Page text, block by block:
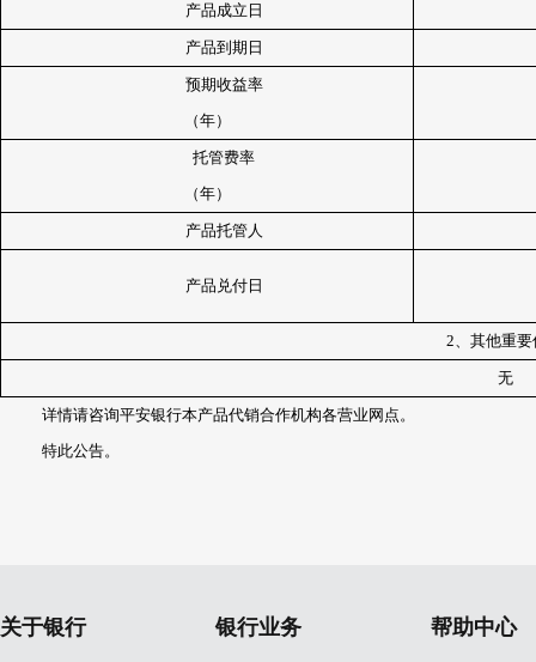
产品成立日
产品到期日
预期收益率
（年）
托管费率
（年）
产品托管人
产品兑付日
2、其他重要
无
详情请咨询平安银行本产品代销合作机构各营业网点。
特此公告。
关于银行 银行业务 帮助中心